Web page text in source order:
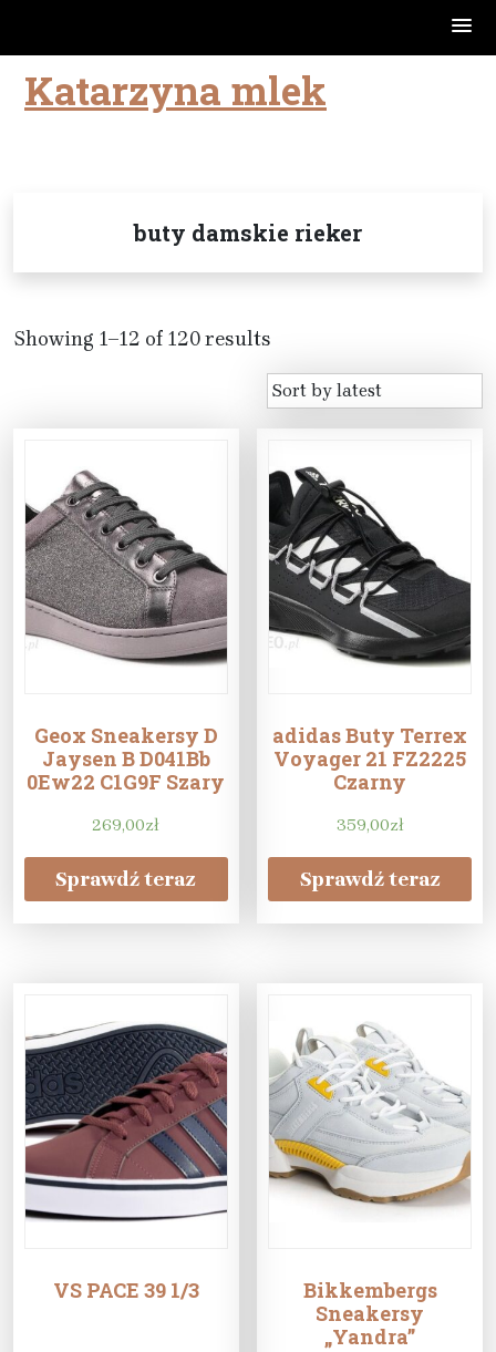
SkipKatarzyna mlek
buty damskie rieker
Showing 1–12 of 120 results
Geox Sneakersy D
Jaysen B D041Bb
0Ew22 C1G9F Szary
269,00zł
Sprawdź teraz
adidas Buty Terrex
Voyager 21 FZ2225
Czarny
359,00zł
Sprawdź teraz
VS PACE 39 1/3
Bikkembergs
Sneakersy
„Yandra”